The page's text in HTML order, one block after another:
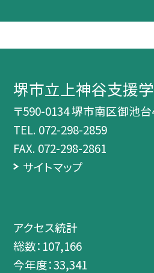
堺市立上神谷支援
〒590-0134 堺市南区御池
TEL. 072-298-2859
FAX. 072-298-2861
サイトマップ
アクセス統計
総数： 107,166
今年度：33,341